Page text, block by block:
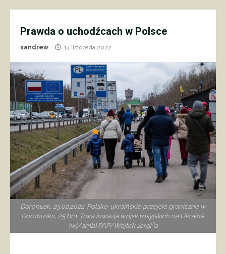
Prawda o uchodźcach w Polsce
sandrew 14 listopada 2022
Dorohusk, 25.02.2022. Polsko-ukraiñskie przejcie graniczne w
Dorohusku, 25 bm. Trwa inwazja wojsk rosyjskich na Ukrainê.
(wj/amb) PAP/Wojtek Jargi³o